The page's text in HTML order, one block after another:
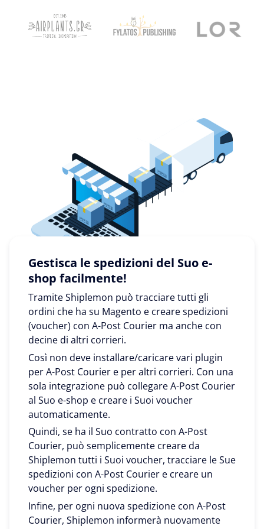
Gestisca le spedizioni del Suo e-
shop facilmente!
Tramite Shiplemon può tracciare tutti gli
ordini che ha su Magento e creare spedizioni
(voucher) con A-Post Courier ma anche con
decine di altri corrieri.
Così non deve installare/caricare vari plugin
per A-Post Courier e per altri corrieri. Con una
sola integrazione può collegare A-Post Courier
al Suo e-shop e creare i Suoi voucher
automaticamente.
Quindi, se ha il Suo contratto con A-Post
Courier, può semplicemente creare da
Shiplemon tutti i Suoi voucher, tracciare le Sue
spedizioni con A-Post Courier e creare un
voucher per ogni spedizione.
Infine, per ogni nuova spedizione con A-Post
Courier, Shiplemon informerà nuovamente